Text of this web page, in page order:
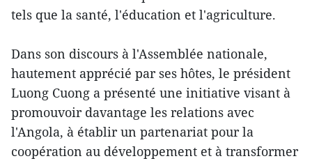
tels que la santé, l'éducation et l'agriculture.
Dans son discours à l'Assemblée nationale,
hautement apprécié par ses hôtes, le président
Luong Cuong a présenté une initiative visant à
promouvoir davantage les relations avec
l'Angola, à établir un partenariat pour la
coopération au développement et à transformer